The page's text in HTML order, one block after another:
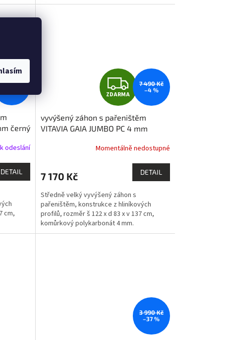
990 Kč
černý
odeslání
DETAIL
cm,
Z
D
A
R
M
A
ZDARMA
7 490 Kč
–4 %
vyvýšený záhon s pařeništěm
VITAVIA GAIA JUMBO PC 4 mm
Momentálně nedostupné
7 170 Kč DETAIL
Středně velký vyvýšený záhon s
pařeništěm, konstrukce z hliníkových
profilů, rozměr š 122 x d 83 x v 137 cm,
komůrkový polykarbonát 4 mm.
3 990 Kč
–37 %